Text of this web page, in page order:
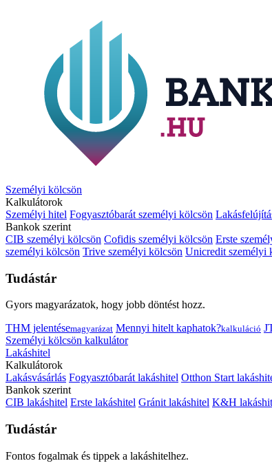
Személyi kölcsön
Kalkulátorok
Személyi hitel Fogyasztóbarát személyi kölcsön
Bankok szerint
CIB személyi kölcsön Cofidis személyi kölcsön Erste
személyi kölcsön Trive személyi kölcsön Unicredit személyi
Tudástár
Gyors magyarázatok, hogy jobb döntést hozz.
THM jelentésemagyarázat Mennyi hitelt kaphatok?kalkuláció
Személyi kölcsön kalkulátor
Lakáshitel
Kalkulátorok
Lakásvásárlás Fogyasztóbarát lakáshitel Otthon Start
Bankok szerint
CIB lakáshitel Erste lakáshitel Gránit lakáshitel K&H
Tudástár
Fontos fogalmak és tippek a lakáshitelhez.